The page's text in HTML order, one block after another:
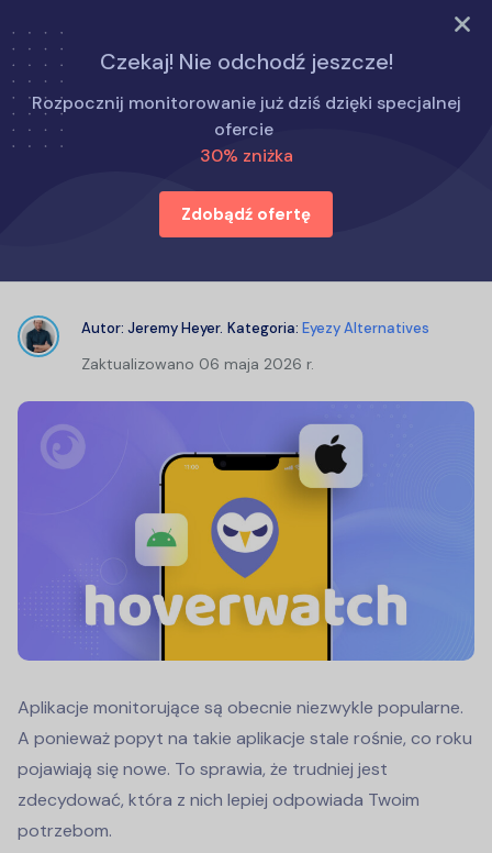
WYPRÓBUJ TERAZ
Czekaj! Nie odchodź jeszcze!
Rozpocznij monitorowanie już dziś dzięki specjalnej
ofercie
30% zniżka
Zdobądź ofertę
Strona główna
Alternatywy dla Eyezy
Recenzje Hoverwatch 2026: Czy Hoverwatch działa
naprawdę?
Recenzje Hoverwatch 2026: Czy
Autor: Jeremy Heyer. Kategoria: Eyezy Alternatives
Zaktualizowano 06 maja 2026 r.
Aplikacje monitorujące są obecnie niezwykle popularne.
A ponieważ popyt na takie aplikacje stale rośnie, co roku
pojawiają się nowe. To sprawia, że trudniej jest
zdecydować, która z nich lepiej odpowiada Twoim
potrzebom.